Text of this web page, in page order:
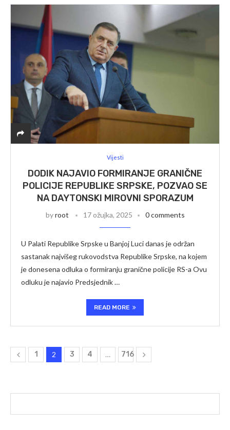
Vijesti
DODIK NAJAVIO FORMIRANJE GRANIČNE
POLICIJE REPUBLIKE SRPSKE, POZVAO SE
NA DAYTONSKI MIROVNI SPORAZUM
byroot 17 ožujka, 2025 0 comments
U Palati Republike Srpske u Banjoj Luci danas je održan
sastanak najvišeg rukovodstva Republike Srpske, na kojem
je donesena odluka o formiranju granične policije RS-a Ovu
odluku je najavio Predsjednik …
READ MORE
1 2 3 4 … 716